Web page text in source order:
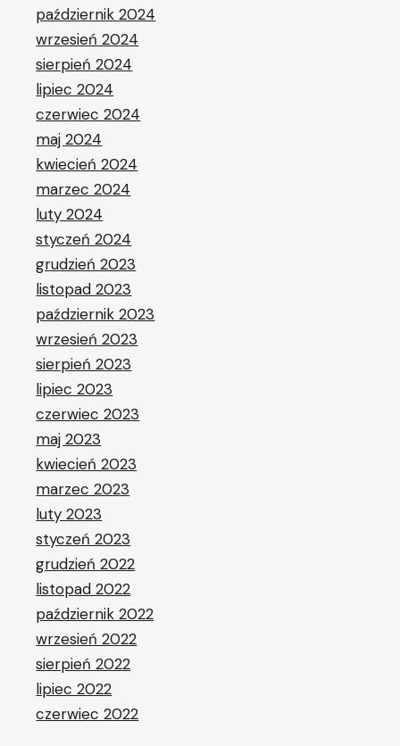
październik 2024
wrzesień 2024
sierpień 2024
lipiec 2024
czerwiec 2024
maj 2024
kwiecień 2024
marzec 2024
luty 2024
styczeń 2024
grudzień 2023
listopad 2023
październik 2023
wrzesień 2023
sierpień 2023
lipiec 2023
czerwiec 2023
maj 2023
kwiecień 2023
marzec 2023
luty 2023
styczeń 2023
grudzień 2022
listopad 2022
październik 2022
wrzesień 2022
sierpień 2022
lipiec 2022
czerwiec 2022